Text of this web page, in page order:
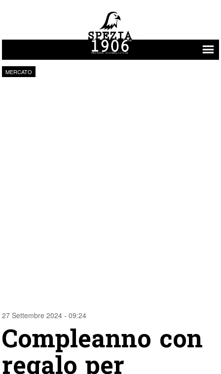
Vai al contenuto
MERCATO
27 Settembre 2024 - 09:24
Compleanno con
regalo per